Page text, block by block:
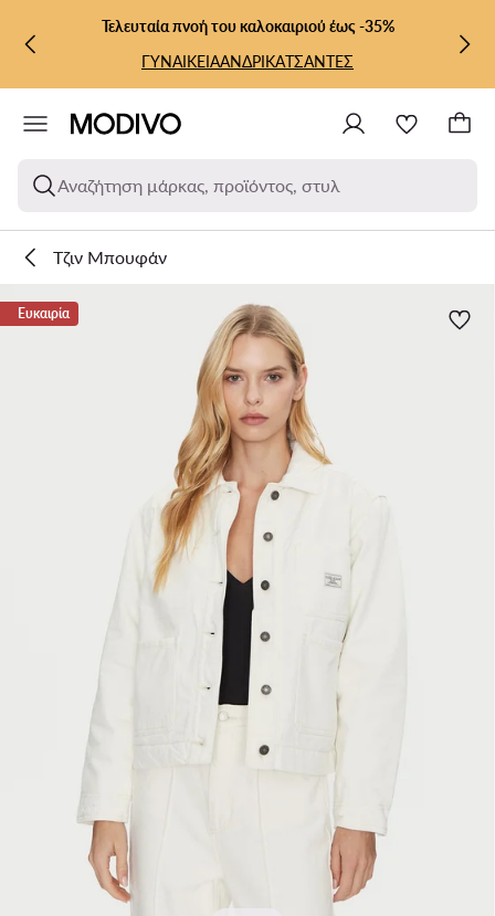
ΜΕΤΆΒΑΣΗ ΣΤΟ ΚΎΡΙΟ ΠΕΡΙΕΧΌΜΕΝΟ
ΜΕΤΆΒΑΣΗ ΣΤΗΝ ΑΝΑΖΉΤΗΣΗ
Τελευταία πνοή του καλοκαιριού έως -35%
ΓΥΝΑΙΚΕΙΑΑΝΔΡΙΚΑΤΣΑΝΤΕΣ
Αναζήτηση μάρκας, προϊόντος, στυλ
Τζιν Μπουφάν
Ευκαιρία